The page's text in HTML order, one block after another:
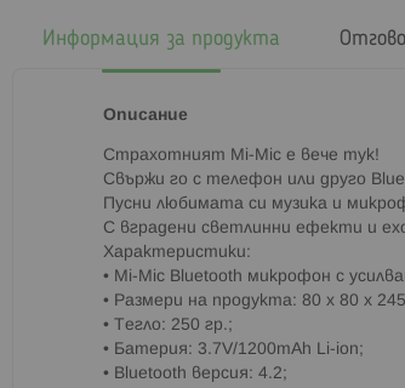
Информация за продукта
Описание
Страхотният Mi-Mic е вече тук!
Свържи го с телефон или друго
Пусни любимата си музика и
С вградени светлинни ефекти и
Характеристики:
• Mi-Mic Bluetooth микрофон с
• Размери на продукта: 80 x 80 x
• Тегло: 250 гр.;
• Батерия: 3.7V/1200mAh Li-ion;
• Bluetooth версия: 4.2;